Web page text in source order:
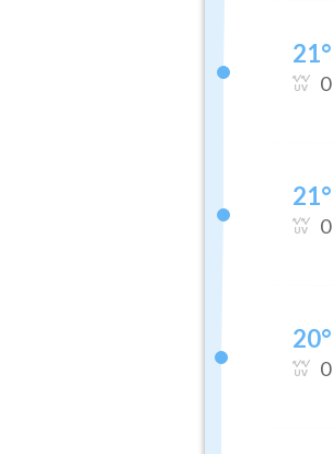
21°
0
21°
0
20°
0